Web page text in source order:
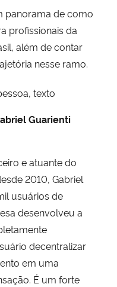
panorama de como
profissionais da
além de contar
nesse ramo.
Guarienti
e atuante do
2010, Gabriel
usuários de
desenvolveu a
decentralizar
em uma
É um forte